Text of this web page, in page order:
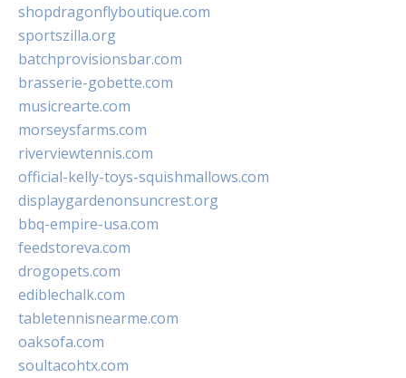
shopdragonflyboutique.com
sportszilla.org
batchprovisionsbar.com
brasserie-gobette.com
musicrearte.com
morseysfarms.com
riverviewtennis.com
official-kelly-toys-squishmallows.com
displaygardenonsuncrest.org
bbq-empire-usa.com
feedstoreva.com
drogopets.com
ediblechalk.com
tabletennisnearme.com
oaksofa.com
soultacohtx.com